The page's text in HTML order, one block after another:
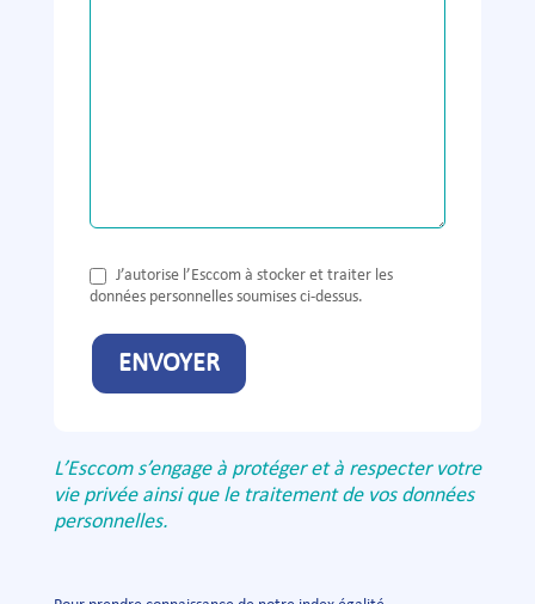
J’autorise l’Esccom à stocker et traiter les
données personnelles soumises ci-dessus.
L’Esccom s’engage à protéger et à respecter votre
vie privée ainsi que le traitement de vos données
personnelles.